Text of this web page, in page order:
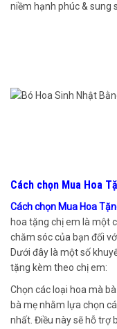
niềm hạnh phúc & sung
Cách chọn Mua Hoa
Cách chọn Mua Hoa
hoa tặng chị em là một
chăm sóc của bạn đối
Dưới đây là một số
tặng kèm theo chị em:
Chọn các loại hoa mà
bà mẹ nhằm lựa chọn
nhất. Điều này sẽ hỗ trợ